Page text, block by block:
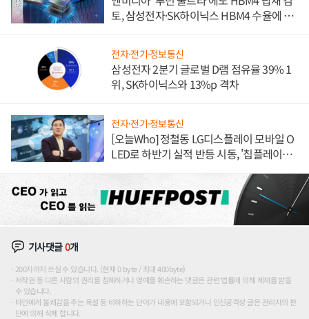
토, 삼성전자·SK하이닉스 HBM4 수율에 주
전자·전기·정보통신
삼성전자 2분기 글로벌 D램 점유율 39% 1
위, SK하이닉스와 13%p 격차
전자·전기·정보통신
[오늘Who] 정철동 LG디스플레이 모바일 O
LED로 하반기 실적 반등 시동, '칩플레이
기사댓글0개
200자까지 쓰실 수 있습니다. (현재 0 byte / 최대 400byte)
저작권 등 다른 사람의 권리를 침해하거나 명예를 훼손하는 댓글은 관련 법률에 의해 제재를 받을
수 있습니다.
타인에게 불쾌감을 주는 욕설 등 비하하는 단어가 내용에 포함되거나 인신공격성 글은 관리자의 판
단에 의해 삭제 합니다.